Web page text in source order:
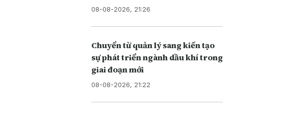
08-08-2026, 21:26
Chuyển từ quản lý sang kiến tạo
sự phát triển ngành dầu khí trong
giai đoạn mới
08-08-2026, 21:22